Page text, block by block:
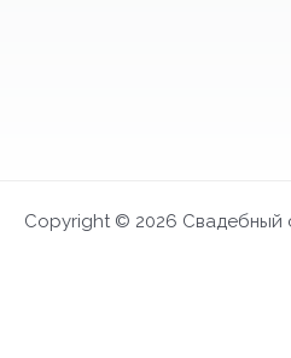
Copyright © 2026 Свадебный